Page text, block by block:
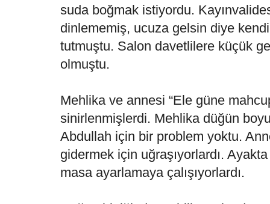
suda boğmak istiyordu.
dinlememiş, ucuza gelsin diye
tutmuştu. Salon davetlilere küçük
olmuştu.
Mehlika ve annesi “Ele güne
sinirlenmişlerdi. Mehlika düğün
Abdullah için bir problem yoktu.
gidermek için uğraşıyorlardı.
masa ayarlamaya çalışıyorlardı.